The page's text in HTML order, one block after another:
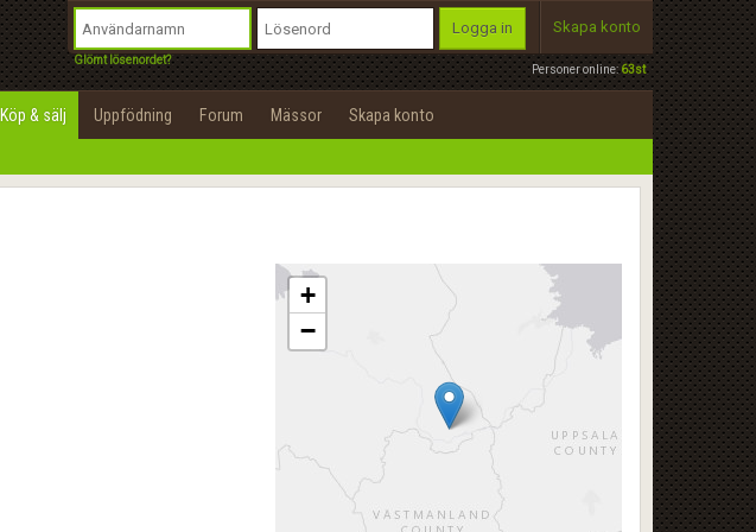
Personer online:63st
Logga in
Glömt lösenordet?
Skapa konto
Köp & sälj Uppfödning Forum Mässor Skapa konto
+
−
Tillbaka till förstasidan